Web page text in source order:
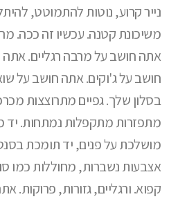
נייר קרוע, נוטות להתמוטט,
משיכונת קטנה. עכשיו זה ככה.
אתה חושב על מרבה רגליים. אתה
חושב על ג'וקים. אתה חושב על
בסלון שלך. גפיים מתרוצצות
מתפזרות מתקפלות נמתחות. יד
מושלכת על פנים, יד תומכת
אצבעות נשברות, מחוללות כמו
קפוא. ורגליים, גזורות, פרוקות.